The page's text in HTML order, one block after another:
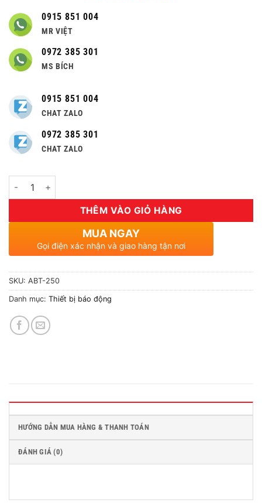
0915 851 004
MR VIỆT
0972 385 301
MS BÍCH
0915 851 004
CHAT ZALO
0972 385 301
CHAT ZALO
Số lượng
THÊM VÀO GIỎ HÀNG
MUA NGAY
Gọi điện xác nhận và giao hàng tận nơi
SKU: ABT-250
Danh mục: Thiết bị báo động
HƯỚNG DẪN MUA HÀNG & THANH TOÁN
ĐÁNH GIÁ (0)